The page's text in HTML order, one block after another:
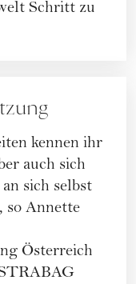
Schritt zu
kennen ihr
auch sich
sich selbst
so Annette
Österreich